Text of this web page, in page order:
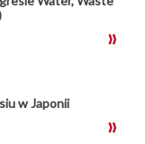
w Japonii